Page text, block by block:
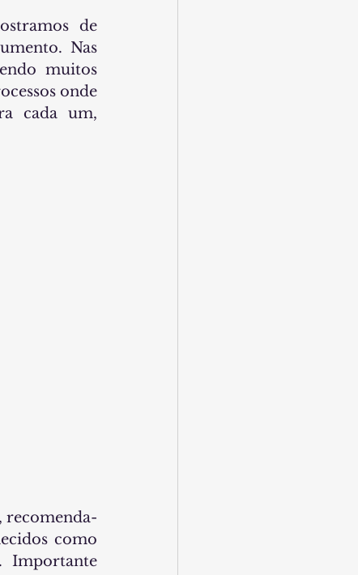
de
Nas
muitos
onde
cada um,
recomenda-
como
Importante